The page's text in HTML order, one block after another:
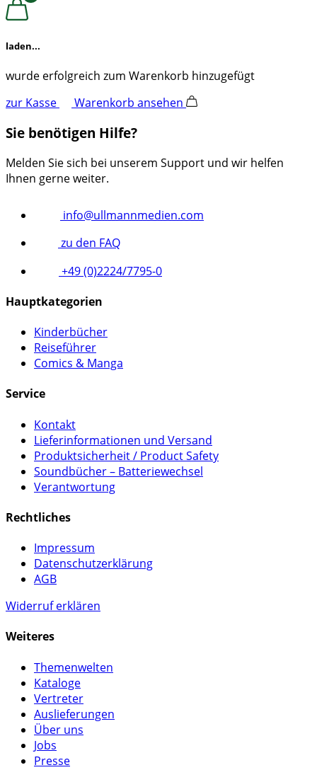
laden...
wurde erfolgreich zum Warenkorb hinzugefügt
zur Kasse
Warenkorb ansehen
Sie benötigen Hilfe?
Melden Sie sich bei unserem Support und wir helfen
Ihnen gerne weiter.
info@ullmannmedien.com
zu den FAQ
+49 (0)2224/7795-0
Hauptkategorien
Kinderbücher
Reiseführer
Comics & Manga
Service
Kontakt
Lieferinformationen und Versand
Produktsicherheit / Product Safety
Soundbücher – Batteriewechsel
Verantwortung
Rechtliches
Impressum
Datenschutzerklärung
AGB
Widerruf erklären
Weiteres
Themenwelten
Kataloge
Vertreter
Auslieferungen
Über uns
Jobs
Presse